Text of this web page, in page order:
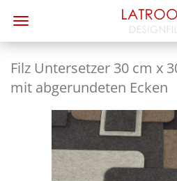
Filz Un­ter­set­zer 30 cm x
mit ab­ge­run­de­ten Ecken